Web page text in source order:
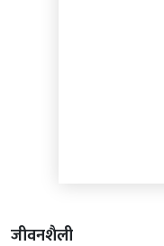
जीवनशैली